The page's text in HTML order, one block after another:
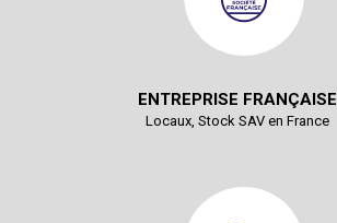
ENTREPRISE FRANÇAISE
Locaux, Stock SAV en France